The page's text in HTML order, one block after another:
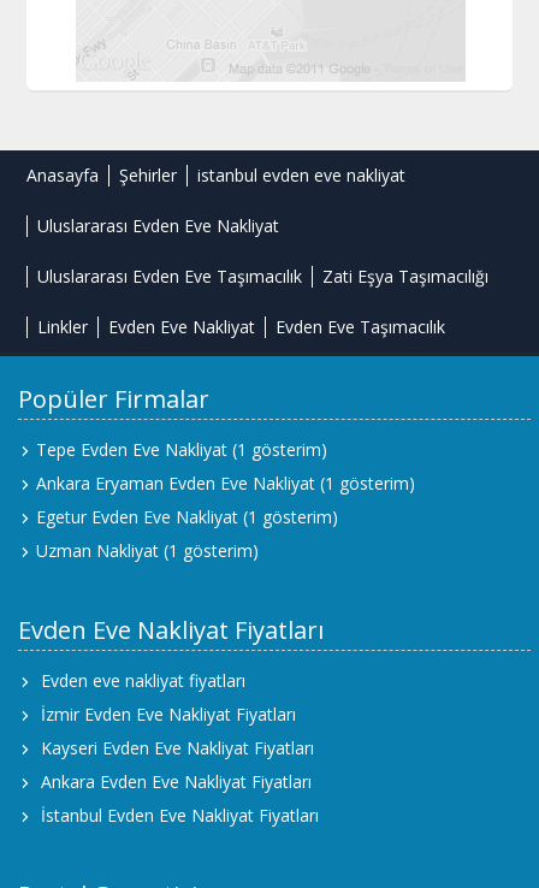
Anasayfa Şehirler istanbul evden eve nakliyat
Uluslararası Evden Eve Nakliyat
Uluslararası Evden Eve Taşımacılık Zati Eşya Taşımacılığı
Linkler Evden Eve Nakliyat Evden Eve Taşımacılık
Popüler Firmalar
Tepe Evden Eve Nakliyat (1 gösterim)
Ankara Eryaman Evden Eve Nakliyat (1 gösterim)
Egetur Evden Eve Nakliyat (1 gösterim)
Uzman Nakliyat (1 gösterim)
Evden Eve Nakliyat Fiyatları
Evden eve nakliyat fiyatları
İzmir Evden Eve Nakliyat Fiyatları
Kayseri Evden Eve Nakliyat Fiyatları
Ankara Evden Eve Nakliyat Fiyatları
İstanbul Evden Eve Nakliyat Fiyatları